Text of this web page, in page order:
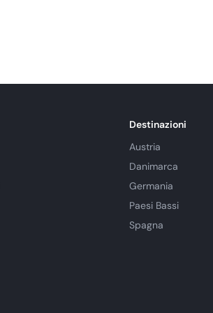
Destinazioni
Austria
Danimarca
Germania
Paesi Bassi
Spagna